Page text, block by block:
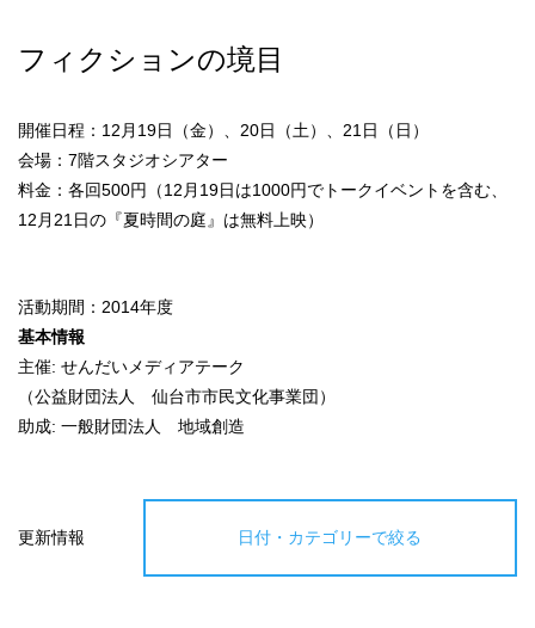
フィクションの境目
開催日程：12月19日（金）、20日（土）、21日（日）
会場：7階スタジオシアター
料金：各回500円（12月19日は1000円でトークイベントを含む、
12月21日の『夏時間の庭』は無料上映）
活動期間：2014年度
基本情報
主催: せんだいメディアテーク
（公益財団法人 仙台市市民文化事業団）
助成: 一般財団法人 地域創造
更新情報 日付・カテゴリーで絞る